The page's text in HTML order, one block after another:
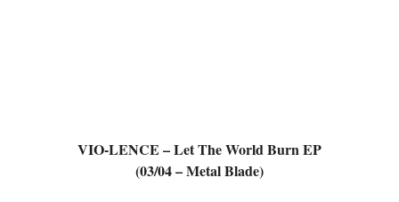
VIO-LENCE – Let The World Burn EP
(03/04 – Metal Blade)